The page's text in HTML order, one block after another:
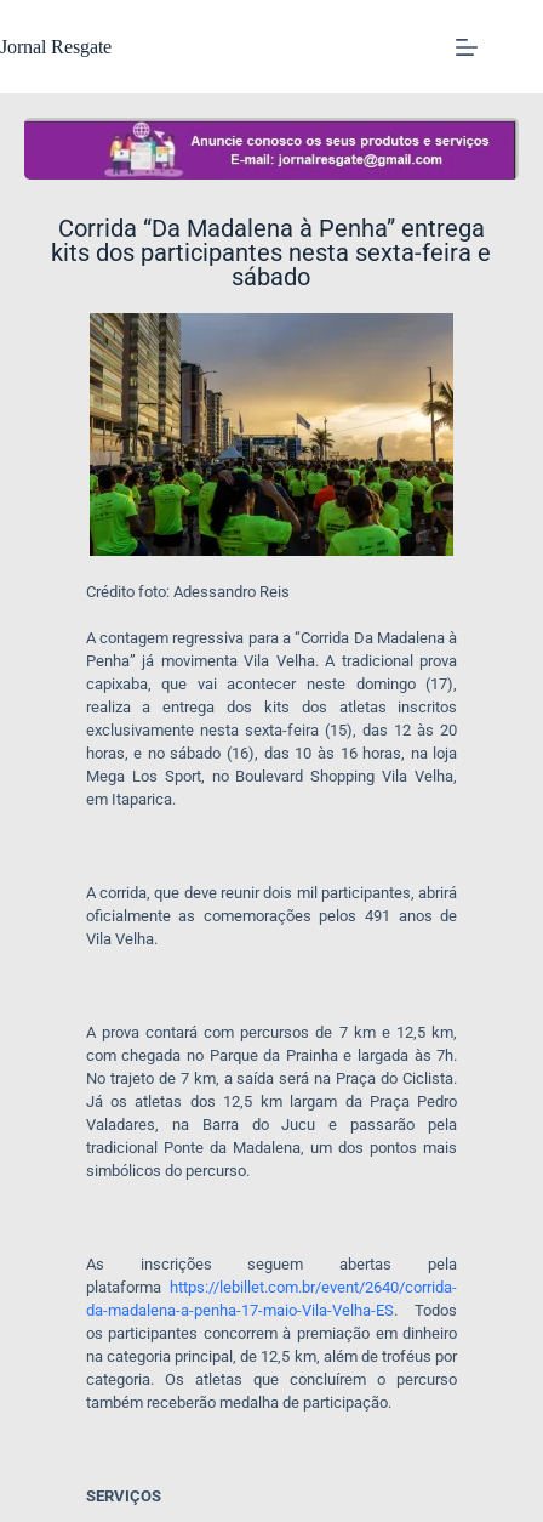
Jornal Resgate
Corrida “Da Madalena à Penha” entrega
kits dos participantes nesta sexta-feira e
sábado
Crédito foto: Adessandro Reis
A contagem regressiva para a “Corrida Da Madalena à
Penha” já movimenta Vila Velha. A tradicional prova
capixaba, que vai acontecer neste domingo (17),
realiza a entrega dos kits dos atletas inscritos
exclusivamente nesta sexta-feira (15), das 12 às 20
horas, e no sábado (16), das 10 às 16 horas, na loja
Mega Los Sport, no Boulevard Shopping Vila Velha,
em Itaparica.
A corrida, que deve reunir dois mil participantes, abrirá
oficialmente as comemorações pelos 491 anos de
Vila Velha.
A prova contará com percursos de 7 km e 12,5 km,
com chegada no Parque da Prainha e largada às 7h.
No trajeto de 7 km, a saída será na Praça do Ciclista.
Já os atletas dos 12,5 km largam da Praça Pedro
Valadares, na Barra do Jucu e passarão pela
tradicional Ponte da Madalena, um dos pontos mais
simbólicos do percurso.
As inscrições seguem abertas pela
plataforma https://lebillet.com.br/event/2640/corrida-
da-madalena-a-penha-17-maio-Vila-Velha-ES. Todos
os participantes concorrem à premiação em dinheiro
na categoria principal, de 12,5 km, além de troféus por
categoria. Os atletas que concluírem o percurso
também receberão medalha de participação.
SERVIÇOS